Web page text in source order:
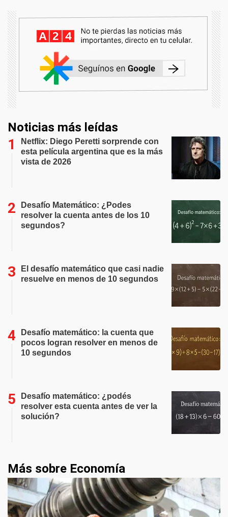
Noticias más leídas
Netflix: Diego Peretti sorprende con
esta película argentina que es la más
vista de 2026
Desafío Matemático: ¿Podes
resolver la cuenta antes de los 10
segundos?
El desafío matemático que casi nadie
resuelve en menos de 10 segundos
Desafío matemático: la cuenta que
pocos logran resolver en menos de
10 segundos
Desafío matemático: ¿podés
resolver esta cuenta antes de ver la
solución?
Más sobre Economía